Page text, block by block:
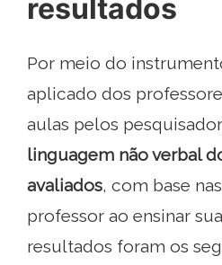
resultados
Por meio do
aplicado dos
aulas pelos
linguagem não verbal
avaliados, com base
professor ao ensinar
resultados foram os